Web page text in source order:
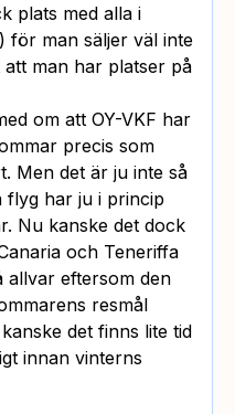
plats med alla i
för man säljer väl inte
man har platser på
om att OY-VKF har
precis som
Men det är ju inte så
flyg har ju i princip
Nu kanske det dock
och Teneriffa
allvar eftersom den
resmål
det finns lite tid
innan vinterns